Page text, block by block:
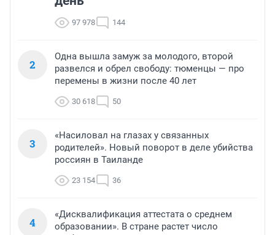
97 978 144
2
Одна вышла замуж за молодого, второй
развелся и обрел свободу: тюменцы — про
перемены в жизни после 40 лет
30 618 50
3
«Насиловал на глазах у связанных
родителей». Новый поворот в деле убийства
россиян в Таиланде
23 154 36
4
«Дисквалификация аттестата о среднем
образовании». В стране растет число